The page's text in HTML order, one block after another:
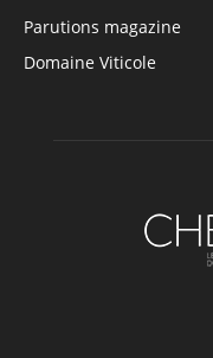
Parutions magazine
Domaine Viticole